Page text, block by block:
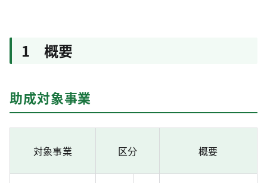
1 概要
助成対象事業
対象事業 区分 概要